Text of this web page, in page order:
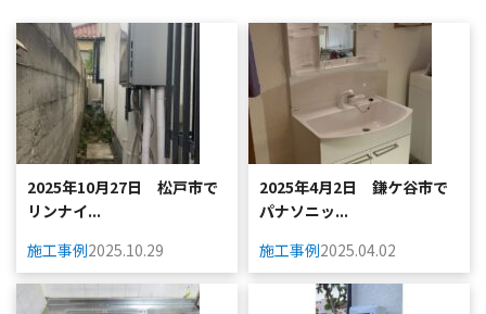
2025年10月27日 松戸市で
リンナイ...
施工事例2025.10.29
2025年4月2日 鎌ケ谷市で
パナソニッ...
施工事例2025.04.02